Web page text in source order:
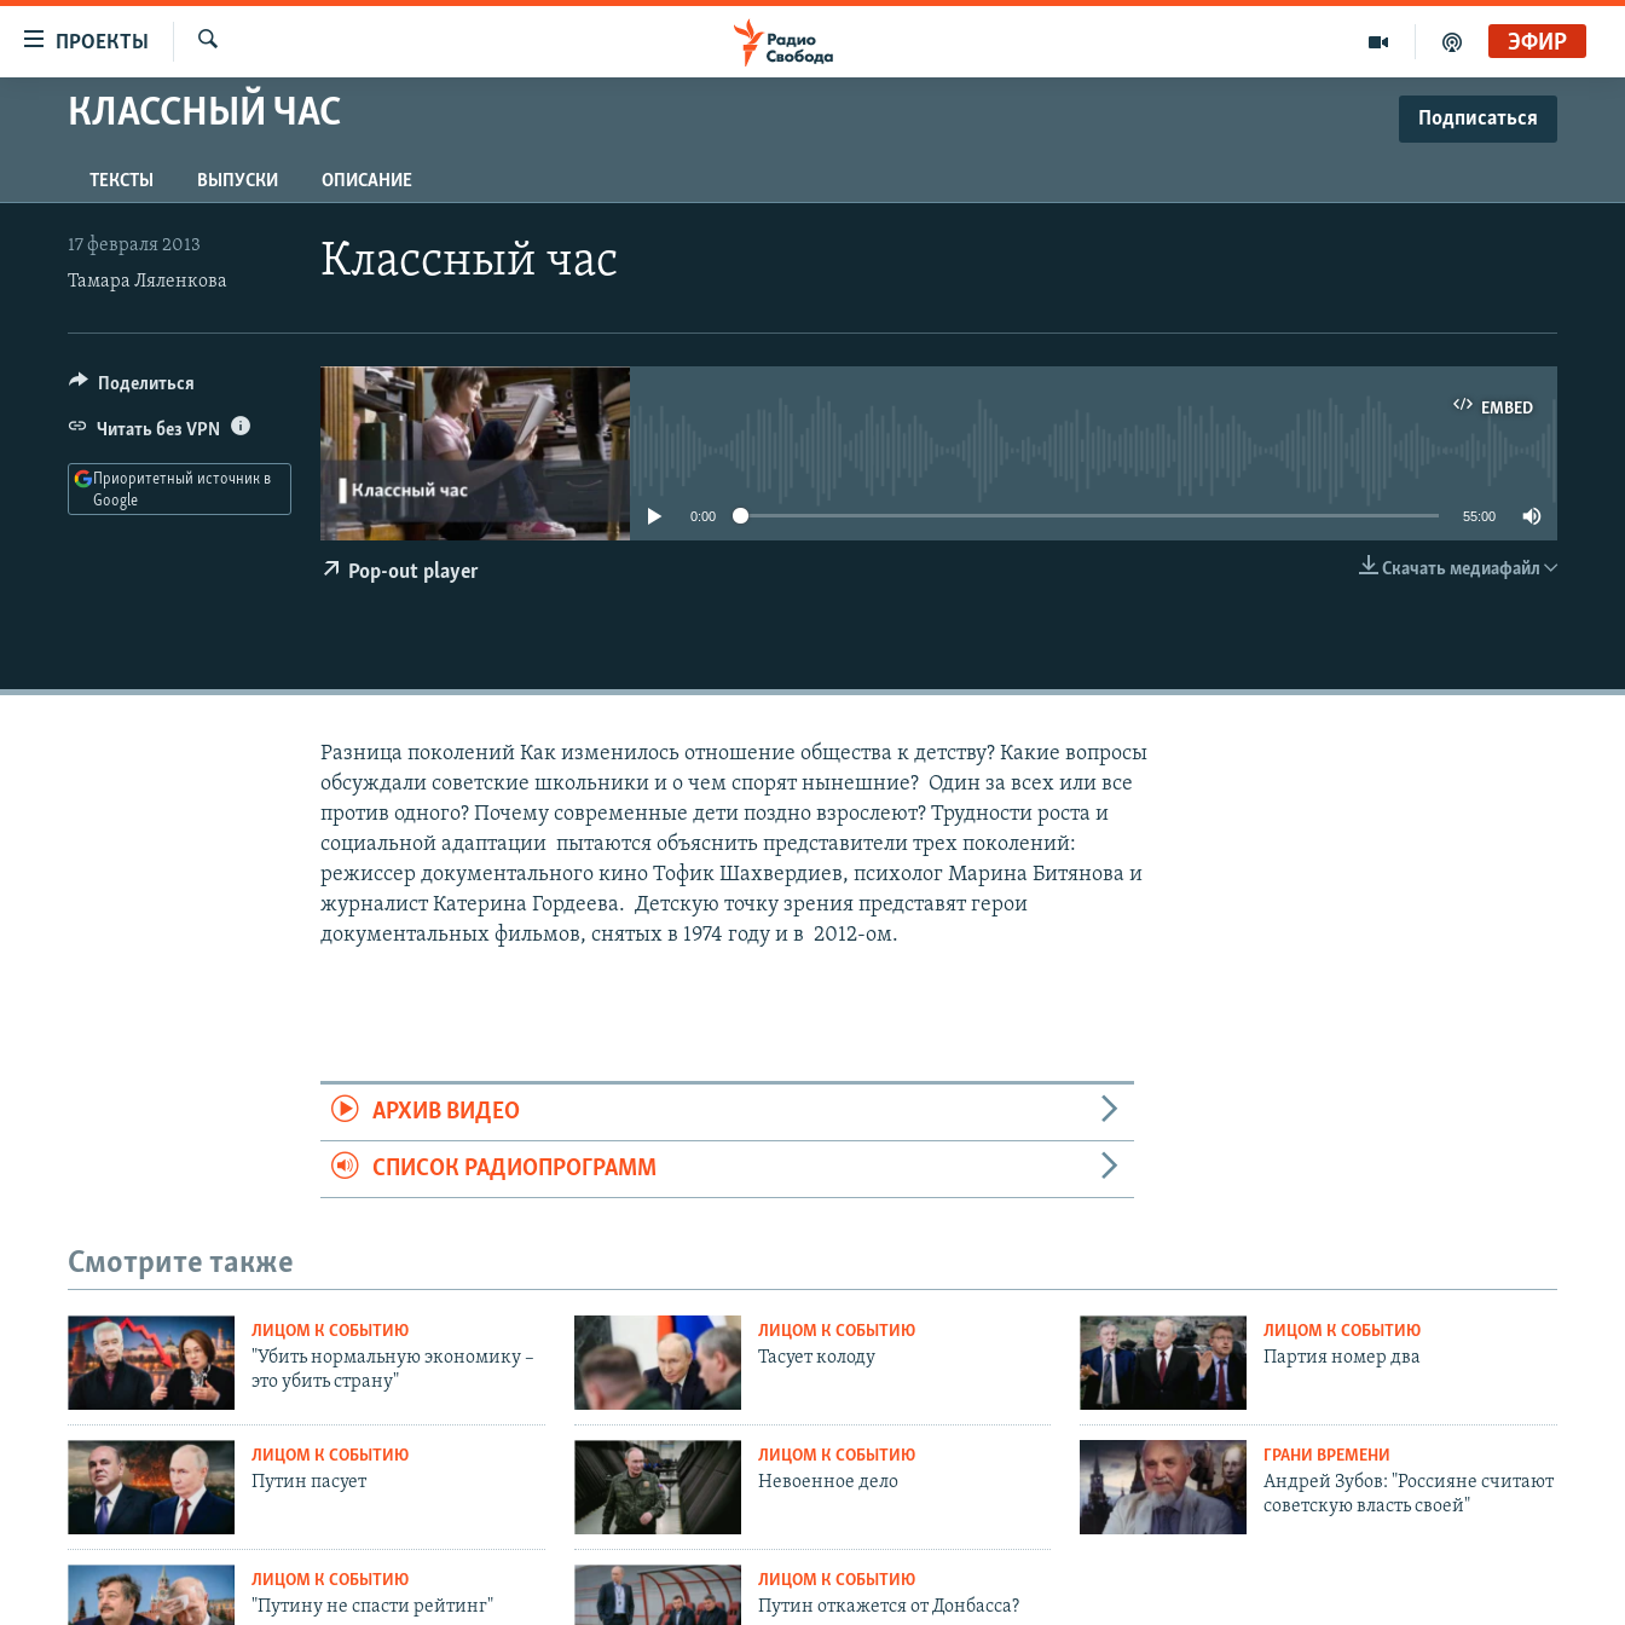
упрощенного
Вернуться
к
основному
содержанию
навигации
Вернутся
ПРОЕКТЫ
ПРОГРАММЫ
АВТОРСКИЕ ПРОЕКТЫ
ЦИТАТЫ СВОБОДЫ
МНЕНИЯ
КУЛЬТУРА
IDEL.РЕАЛИИ
КАВКАЗ.РЕАЛИИ
СЕВЕР.РЕАЛИИ
СИБИРЬ.РЕАЛИИ
ЭФИР
КЛАССНЫЙ ЧАС Подписаться
ТЕКСТЫ ВЫПУСКИ ОПИСАНИЕ
Классный час
17 февраля 2013
Тамара Ляленкова
EMBED
EMBED
0:00 55:00
Скачать медиафайл
Pop-out player
Поделиться
Читать без VPN
Приоритетный источник в
Google
Разница поколений Как изменилось отношение общества к детству? Какие вопросы
обсуждали советские школьники и о чем спорят нынешние? Один за всех или все
против одного? Почему современные дети поздно взрослеют? Трудности роста и
социальной адаптации пытаются объяснить представители трех поколений:
режиссер документального кино Тофик Шахвердиев, психолог Марина Битянова и
журналист Катерина Гордеева. Детскую точку зрения представят герои
документальных фильмов, снятых в 1974 году и в 2012-ом.
АРХИВ ВИДЕО
СПИСОК РАДИОПРОГРАММ
Смотрите также
ЛИЦОМ К СОБЫТИЮ
"Убить нормальную экономику –
это убить страну"
ЛИЦОМ К СОБЫТИЮ
Тасует колоду
ЛИЦОМ К СОБЫТИЮ
Партия номер два
ЛИЦОМ К СОБЫТИЮ
Путин пасует
ЛИЦОМ К СОБЫТИЮ
Невоенное дело
ГРАНИ ВРЕМЕНИ
Андрей Зубов: "Россияне считают
советскую власть своей"
ЛИЦОМ К СОБЫТИЮ
"Путину не спасти рейтинг"
ЛИЦОМ К СОБЫТИЮ
Путин откажется от Донбасса?